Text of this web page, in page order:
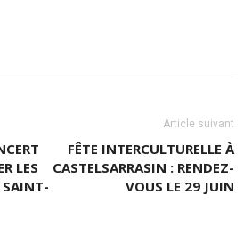
LES
SAINT-
Article suivant
FÊTE INTERCULTURELLE À
CASTELSARRASIN : RENDEZ-
VOUS LE 29 JUIN